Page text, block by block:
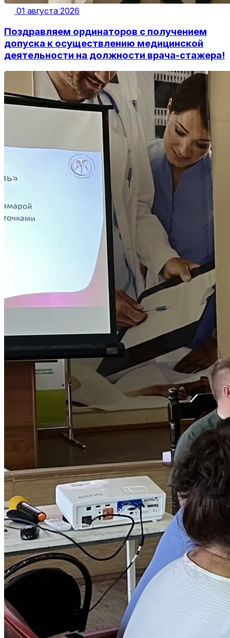
01 августа 2026
Поздравляем ординаторов с получением
допуска к осуществлению медицинской
деятельности на должности врача-стажера!